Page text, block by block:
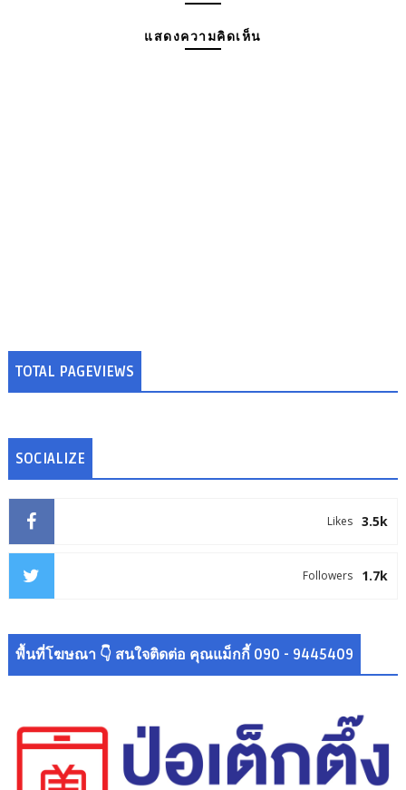
แสดงความคิดเห็น
TOTAL PAGEVIEWS
SOCIALIZE
3.5k
Likes
1.7k
Followers
พื้นที่โฆษณา 👇 สนใจติดต่อ คุณแม็กกี้ 090 - 9445409